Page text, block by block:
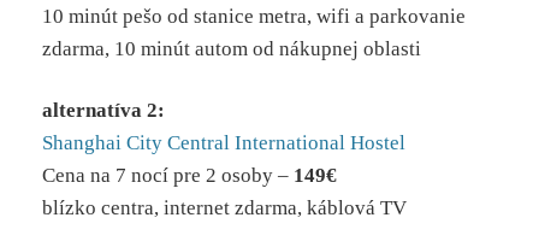
10 minút pešo od stanice metra, wifi a parkovanie
zdarma, 10 minút autom od nákupnej oblasti
alternatíva 2:
Shanghai City Central International Hostel
Cena na 7 nocí pre 2 osoby – 149€
blízko centra, internet zdarma, káblová TV